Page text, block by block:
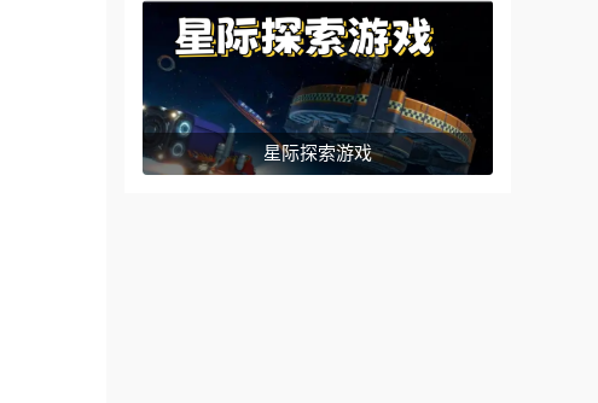
星际探索游戏